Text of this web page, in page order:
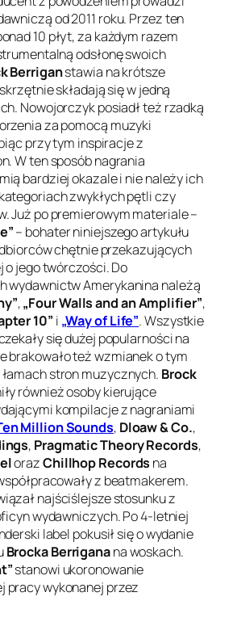
od 2011 roku. Przez ten
10 płyt, za każdym razem
odsłonę swoich
Berriganstawia na krótsze
składają się w jedną
Nowojorczyk posiadł też rzadką
za pomocą muzyki
przy tym inspiracje z
W ten sposób nagrania
bardziej okazale i nie należy ich
zwykłych pętli czy
Już po premierowym materiale –
– bohater niniejszego artykułu
chętnie przekazujących
jego twórczości. Do
wydawnictw Amerykanina należą
,„Four Walls and an Amplifier”,
10” i „Way of Life”. Wszystkie
się dużej popularności na
brakowało też wzmianek o tym
stron muzycznych. Brock
również osoby kierujące
kompilacje z nagraniami
Million Sounds, Dloaw & Co.,
, Pragmatic Theory Records,
orazChillhop Records na
z beatmakerem.
najściślejsze stosunku z
wydawniczych. Po 4-letniej
label pokusił się o wydanie
Brocka Berriganana woskach.
stanowi ukoronowanie
pracy wykonanej przez